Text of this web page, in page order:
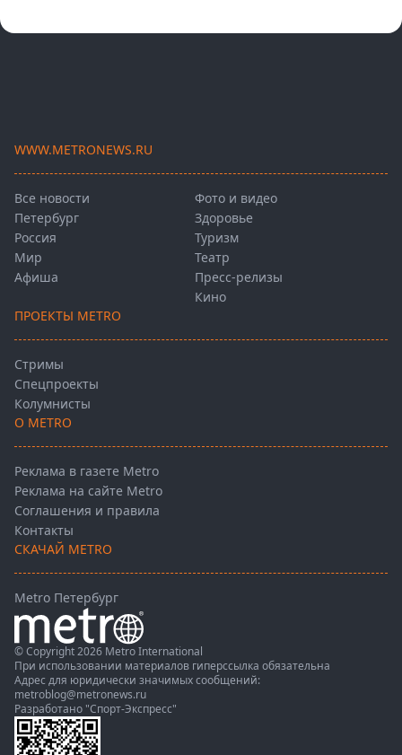
WWW.METRONEWS.RU
Все новости
Петербург
Россия
Мир
Афиша
Фото и видео
Здоровье
Туризм
Театр
Пресс-релизы
Кино
ПРОЕКТЫ METRO
Стримы
Спецпроекты
Колумнисты
О METRO
Реклама в газете Metro
Реклама на сайте Metro
Соглашения и правила
Контакты
СКАЧАЙ METRO
Metro Петербург
© Copyright 2026 Metro International
При использовании материалов гиперссылка обязательна
Адрес для юридически значимых сообщений:
metroblog@metronews.ru
Разработано "Спорт-Экспресс"